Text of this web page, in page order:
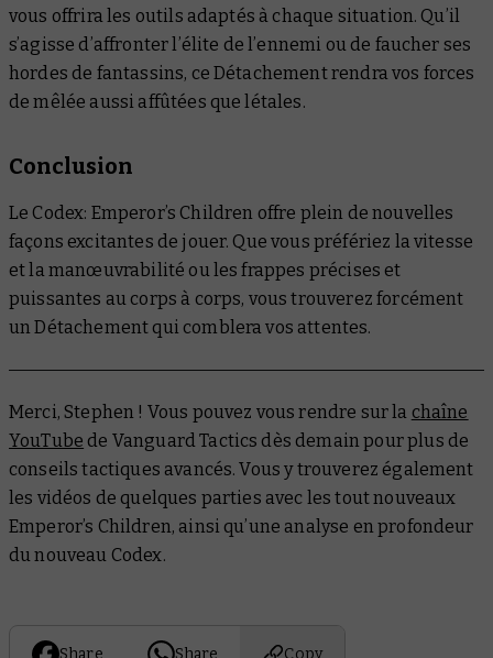
vous offrira les outils adaptés à chaque situation. Qu’il
s’agisse d’affronter l’élite de l’ennemi ou de faucher ses
hordes de fantassins, ce Détachement rendra vos forces
de mêlée aussi affûtées que létales.
Conclusion
Le Codex: Emperor’s Children offre plein de nouvelles
façons excitantes de jouer. Que vous préfériez la vitesse
et la manœuvrabilité ou les frappes précises et
puissantes au corps à corps, vous trouverez forcément
un Détachement qui comblera vos attentes.
Merci, Stephen ! Vous pouvez vous rendre sur la chaîne
YouTube de Vanguard Tactics dès demain pour plus de
conseils tactiques avancés. Vous y trouverez également
les vidéos de quelques parties avec les tout nouveaux
Emperor’s Children, ainsi qu’une analyse en profondeur
du nouveau Codex.
Share Share Copy